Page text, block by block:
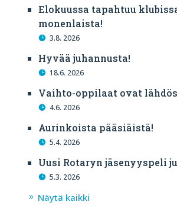
Elokuussa tapahtuu
monenlaista!
3.8. 2026
Hyvää juhannusta!
18.6. 2026
Vaihto-oppilaat ovat
4.6. 2026
Aurinkoista pääsiäistä!
5.4. 2026
Uusi Rotaryn jäsenyyspeli
5.3. 2026
Näytä kaikki